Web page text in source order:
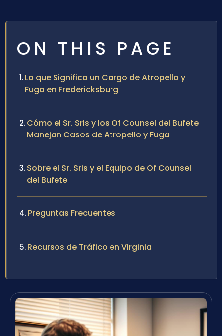
ON THIS PAGE
Lo que Significa un Cargo de Atropello y
Fuga en Fredericksburg
Cómo el Sr. Sris y los Of Counsel del Bufete
Manejan Casos de Atropello y Fuga
Sobre el Sr. Sris y el Equipo de Of Counsel
del Bufete
Preguntas Frecuentes
Recursos de Tráfico en Virginia